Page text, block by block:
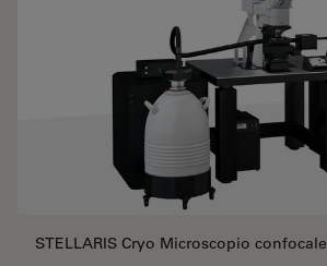
STELLARIS Cryo Microscopio confocale